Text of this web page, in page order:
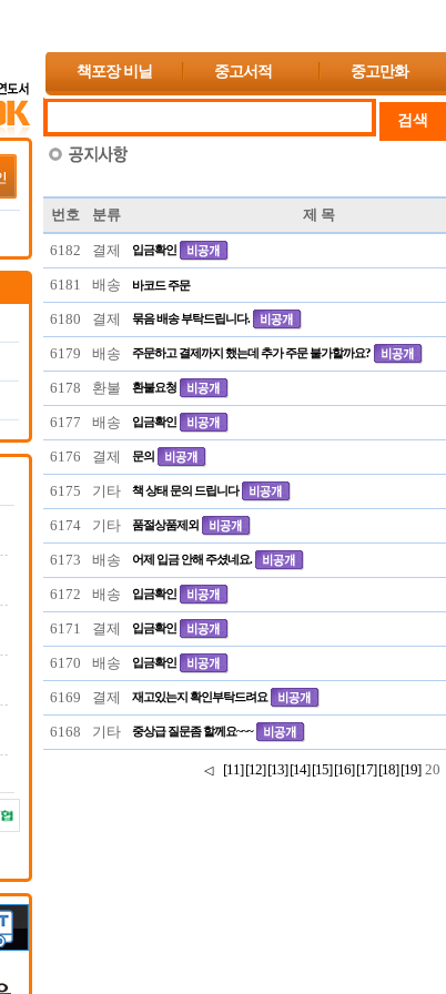
책포장 비닐 중고서적 중고만화
번호 분류 제 목
6182 결제 입금확인
6181 배송 바코드 주문
6180 결제 묶음 배송 부탁드립니다.
6179 배송 주문하고 결제까지 했는데 추가 주문 불가할까요?
6178 환불 환불요청
6177 배송 입금확인
6176 결제 문의
6175 기타 책 상태 문의 드립니다
6174 기타 품절상품제외
6173 배송 어제 입금 안해 주셨네요.
6172 배송 입금확인
6171 결제 입금확인
6170 배송 입금확인
6169 결제 재고있는지 확인부탁드려요
6168 기타 중상급 질문좀 할께요~~~
◁ [11] [12] [13] [14] [15] [16] [17] [18] [19]20